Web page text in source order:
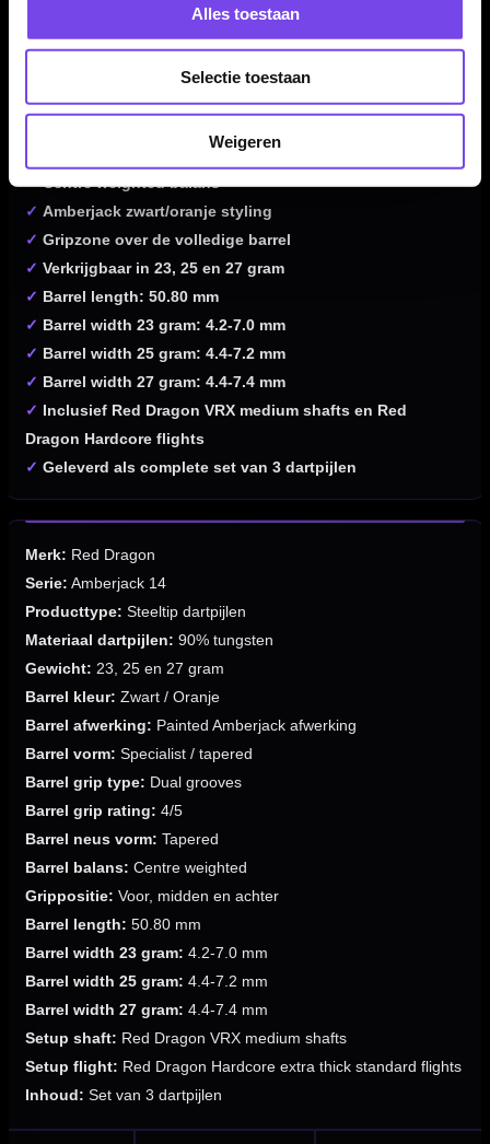
Alles toestaan
Selectie toestaan
Weigeren
Steeltip darts van Red Dragon
✓ Gemaakt van 90% tungsten
Specialist barrelprofiel van 50.80 mm
✓
✓ Centre weighted balans
✓ Amberjack zwart/oranje styling
✓ Gripzone over de volledige barrel
✓ Verkrijgbaar in 23, 25 en 27 gram
✓ Barrel length: 50.80 mm
✓ Barrel width 23 gram: 4.2-7.0 mm
✓ Barrel width 25 gram: 4.4-7.2 mm
✓ Barrel width 27 gram: 4.4-7.4 mm
✓ Inclusief Red Dragon VRX medium shafts en Red
Dragon Hardcore flights
✓ Geleverd als complete set van 3 dartpijlen
Merk: Red Dragon
Serie: Amberjack 14
Producttype: Steeltip dartpijlen
Materiaal dartpijlen: 90% tungsten
Gewicht: 23, 25 en 27 gram
Barrel kleur: Zwart / Oranje
Barrel afwerking: Painted Amberjack afwerking
Barrel vorm: Specialist / tapered
Barrel grip type: Dual grooves
Barrel grip rating: 4/5
Barrel neus vorm: Tapered
Barrel balans: Centre weighted
Grippositie: Voor, midden en achter
Barrel length: 50.80 mm
Barrel width 23 gram: 4.2-7.0 mm
Barrel width 25 gram: 4.4-7.2 mm
Barrel width 27 gram: 4.4-7.4 mm
Setup shaft: Red Dragon VRX medium shafts
Setup flight: Red Dragon Hardcore extra thick standard flights
Inhoud: Set van 3 dartpijlen